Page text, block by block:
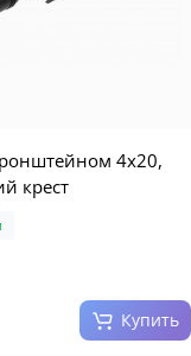
4x20,
крест
Купить